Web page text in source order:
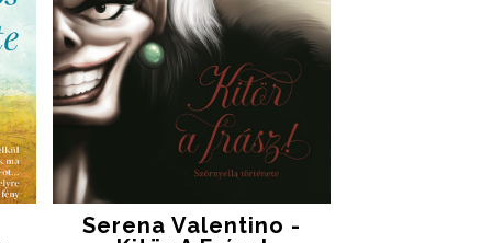
Serena Valentino -